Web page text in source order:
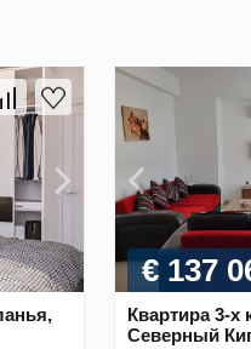
€ 137
Квартира 3-х
Северный